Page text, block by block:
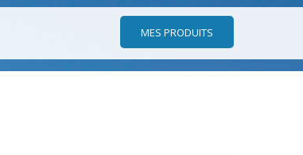
MES PRODUITS